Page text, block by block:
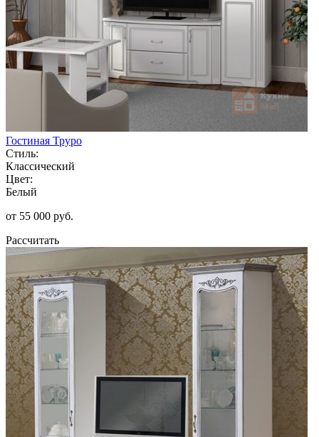
Гостиная Труро
Стиль:
Классический
Цвет:
Белый
от 55 000 руб.
Рассчитать